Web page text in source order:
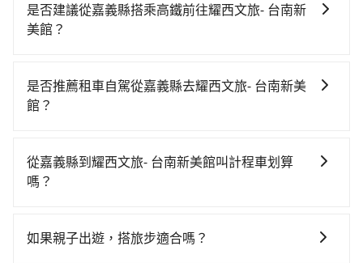
是否建議從嘉義縣搭乘高鐵前往耀西文旅- 台南新
美館？
鐵較貴、費時，且難叫計程車前往高鐵站！嘉義-台南雖
然一天最多時有60班車次，從最早06:59到23:30，過了
花費約900元、車程約45分鐘。抵達高鐵站後，步行進
站、現場購票並於月台排隊的時間約15分鐘，再乘坐
的計程車，搭上小黃後約花35分鐘、車費300元後，抵
是否推薦租車自駕從嘉義縣去耀西文旅- 台南新美
館？
時不需要閉目養神（因為要自己開車），最重要的是你
當天就要來回，那在嘉義路邊可隨租隨借的iRent應該是
縣（竹崎鄉）到耀西文旅- 台南新美館的花費預估為
從嘉義縣到耀西文旅- 台南新美館叫計程車划算
嗎？
灣大車隊，如果在路邊攔不到車，也可考慮打電話至附
如果親子出遊，搭旅步適合嗎？